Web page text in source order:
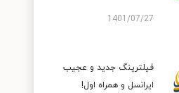
1401/07/27
فیلترینگ جدید و عجیب
ایرانسل و همراه اول!